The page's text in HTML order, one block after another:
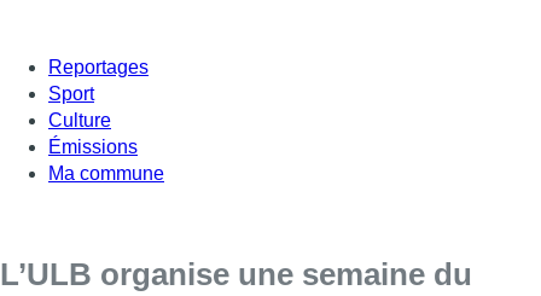
Reportages
Sport
Culture
Émissions
Ma commune
L’ULB organise une semaine du